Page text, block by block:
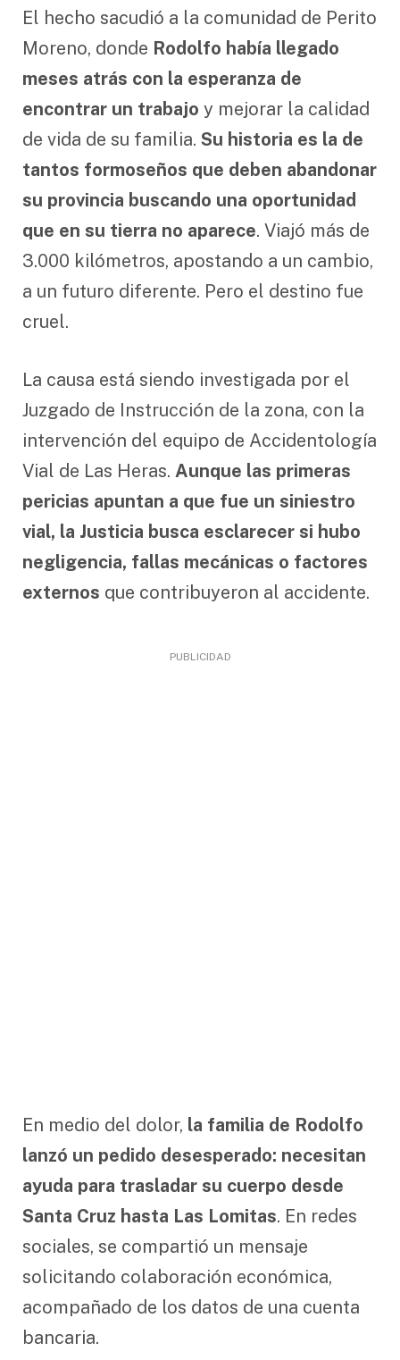
El hecho sacudió a la comunidad de Perito
Moreno, donde Rodolfo había llegado
meses atrás con la esperanza de
encontrar un trabajo y mejorar la calidad
de vida de su familia. Su historia es la de
tantos formoseños que deben abandonar
su provincia buscando una oportunidad
que en su tierra no aparece. Viajó más de
3.000 kilómetros, apostando a un cambio,
a un futuro diferente. Pero el destino fue
cruel.
La causa está siendo investigada por el
Juzgado de Instrucción de la zona, con la
intervención del equipo de Accidentología
Vial de Las Heras. Aunque las primeras
pericias apuntan a que fue un siniestro
vial, la Justicia busca esclarecer si hubo
negligencia, fallas mecánicas o factores
externos que contribuyeron al accidente.
PUBLICIDAD
En medio del dolor, la familia de Rodolfo
lanzó un pedido desesperado: necesitan
ayuda para trasladar su cuerpo desde
Santa Cruz hasta Las Lomitas. En redes
sociales, se compartió un mensaje
solicitando colaboración económica,
acompañado de los datos de una cuenta
bancaria.